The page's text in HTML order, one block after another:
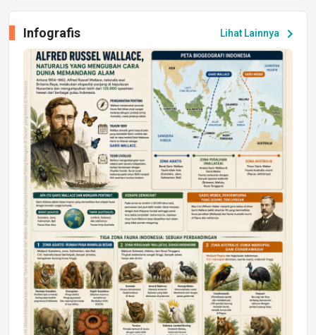
Peluang Kerja dan Magang
Jumat, 17 Jul 2026 22:30
DAERAH
Astra Motor Kalimantan Timur 2 Dukung
Mahasiswa Samarinda dalam Astra
Honda SDGs Future Leaders 2026
Jumat, 10 Jul 2026 19:01
Lihat Lainnya chevron_right
Infografis